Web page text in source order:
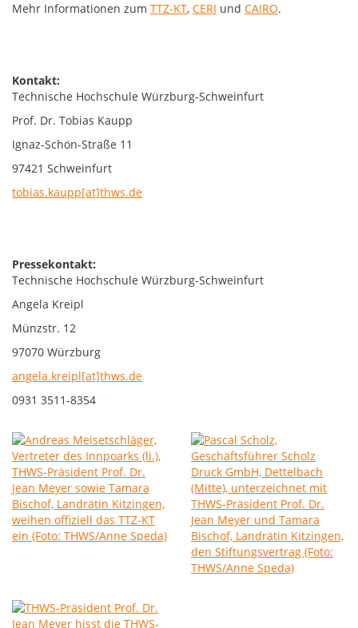
Mehr Informationen zum TTZ-KT, CERI und CAIRO.
Kontakt:
Technische Hochschule Würzburg-Schweinfurt
Prof. Dr. Tobias Kaupp
Ignaz-Schön-Straße 11
97421 Schweinfurt
tobias.kaupp[at]thws.de
Pressekontakt:
Technische Hochschule Würzburg-Schweinfurt
Angela Kreipl
Münzstr. 12
97070 Würzburg
angela.kreipl[at]thws.de
0931 3511-8354